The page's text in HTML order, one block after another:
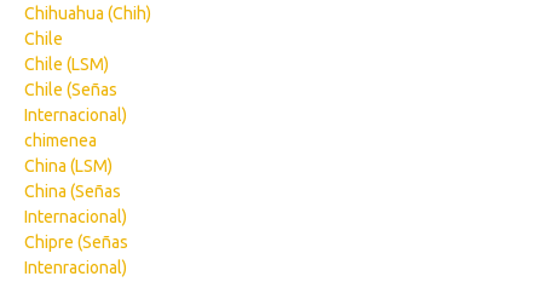
Chihuahua (Chih)
Chile
Chile (LSM)
Chile (Señas
Internacional)
chimenea
China (LSM)
China (Señas
Internacional)
Chipre (Señas
Intenracional)